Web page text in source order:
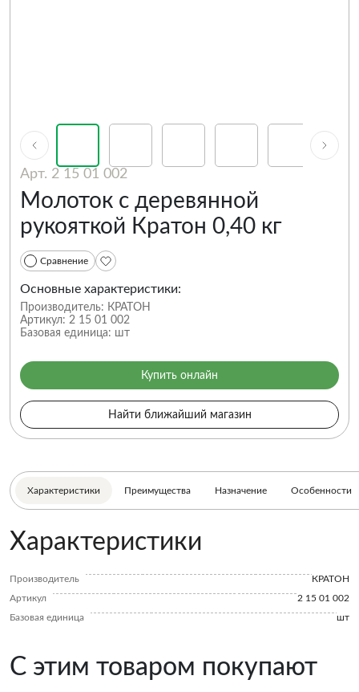
Арт. 2 15 01 002
Молоток с деревянной
рукояткой Кратон 0,40 кг
Сравнение
Основные характеристики:
Производитель: КРАТОН
Артикул: 2 15 01 002
Базовая единица: шт
Купить онлайн
Найти ближайший магазин
Характеристики Преимущества Назначение Особенности
Характеристики
Производитель
КРАТОН
Артикул
2 15 01 002
Базовая единица
шт
С этим товаром покупают